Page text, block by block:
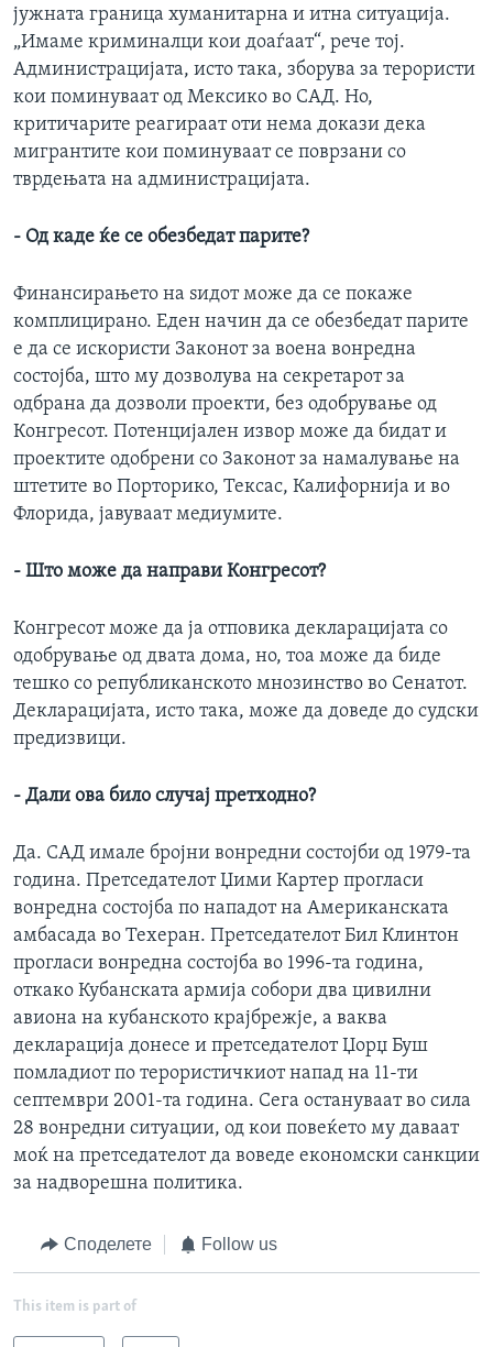
јужната граница хуманитарна и итна ситуација.
„Имаме криминалци кои доаѓаат“, рече тој.
Администрацијата, исто така, зборува за терористи
кои поминуваат од Мексико во САД. Но,
критичарите реагираат оти нема докази дека
мигрантите кои поминуваат се поврзани со
тврдењата на администрацијата.
- Од каде ќе се обезбедат парите?
Финансирањето на ѕидот може да се покаже
комплицирано. Еден начин да се обезбедат парите
е да се искористи Законот за воена вонредна
состојба, што му дозволува на секретарот за
одбрана да дозволи проекти, без одобрување од
Конгресот. Потенцијален извор може да бидат и
проектите одобрени со Законот за намалување на
штетите во Порторико, Тексас, Калифорнија и во
Флорида, јавуваат медиумите.
- Што може да направи Конгресот?
Конгресот може да ја отповика декларацијата со
одобрување од двата дома, но, тоа може да биде
тешко со републиканското мнозинство во Сенатот.
Декларацијата, исто така, може да доведе до судски
предизвици.
- Дали ова било случај претходно?
Да. САД имале бројни вонредни состојби од 1979-та
година. Претседателот Џими Картер прогласи
вонредна состојба по нападот на Американската
амбасада во Техеран. Претседателот Бил Клинтон
прогласи вонредна состојба во 1996-та година,
откако Кубанската армија собори два цивилни
авиона на кубанското крајбрежје, а ваква
декларација донесе и претседателот Џорџ Буш
помладиот по терористичкиот напад на 11-ти
септември 2001-та година. Сега остануваат во сила
28 вонредни ситуации, од кои повеќето му даваат
моќ на претседателот да воведе економски санкции
за надворешна политика.
Споделете Follow us
This item is part of